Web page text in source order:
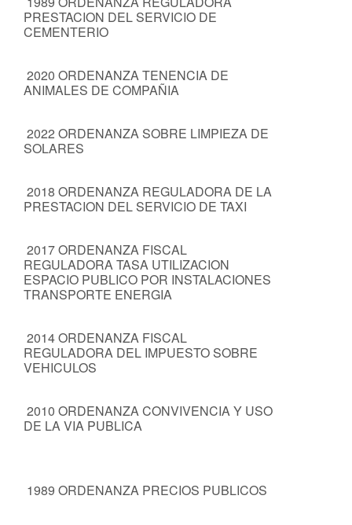
PRESTACION DEL SERVICIO DE
CEMENTERIO
2020 ORDENANZA TENENCIA DE
ANIMALES DE COMPAÑIA
2022 ORDENANZA SOBRE LIMPIEZA DE
SOLARES
2018 ORDENANZA REGULADORA DE LA
PRESTACION DEL SERVICIO DE TAXI
2017 ORDENANZA FISCAL
REGULADORA TASA UTILIZACION
ESPACIO PUBLICO POR INSTALACIONES
TRANSPORTE ENERGIA
2014 ORDENANZA FISCAL
REGULADORA DEL IMPUESTO SOBRE
VEHICULOS
2010 ORDENANZA CONVIVENCIA Y USO
DE LA VIA PUBLICA
1989 ORDENANZA PRECIOS PUBLICOS